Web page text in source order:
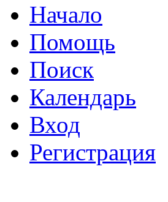
Начало
Помощь
Поиск
Календарь
Вход
Регистрация